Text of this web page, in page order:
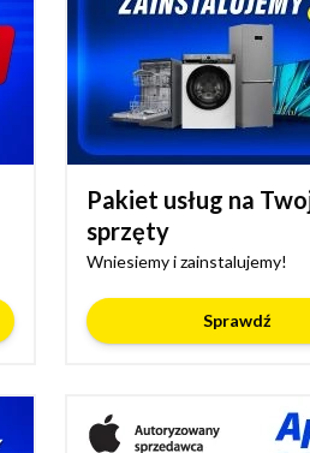
Pakiet usług na
sprzęty
Wniesiemy i zainstalujemy!
Sprawdź